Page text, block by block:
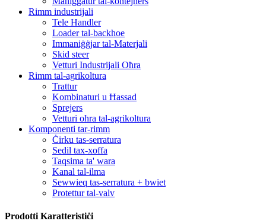
Rimm industrijali
Tele Handler
Loader tal-backhoe
Immaniġġjar tal-Materjali
Skid steer
Vetturi Industrijali Oħra
Rimm tal-agrikoltura
Trattur
Kombinaturi u Ħassad
Sprejers
Vetturi oħra tal-agrikoltura
Komponenti tar-rimm
Ċirku tas-serratura
Sedil tax-xoffa
Taqsima ta' wara
Kanal tal-ilma
Sewwieq tas-serratura + bwiet
Protettur tal-valv
Prodotti Karatteristiċi